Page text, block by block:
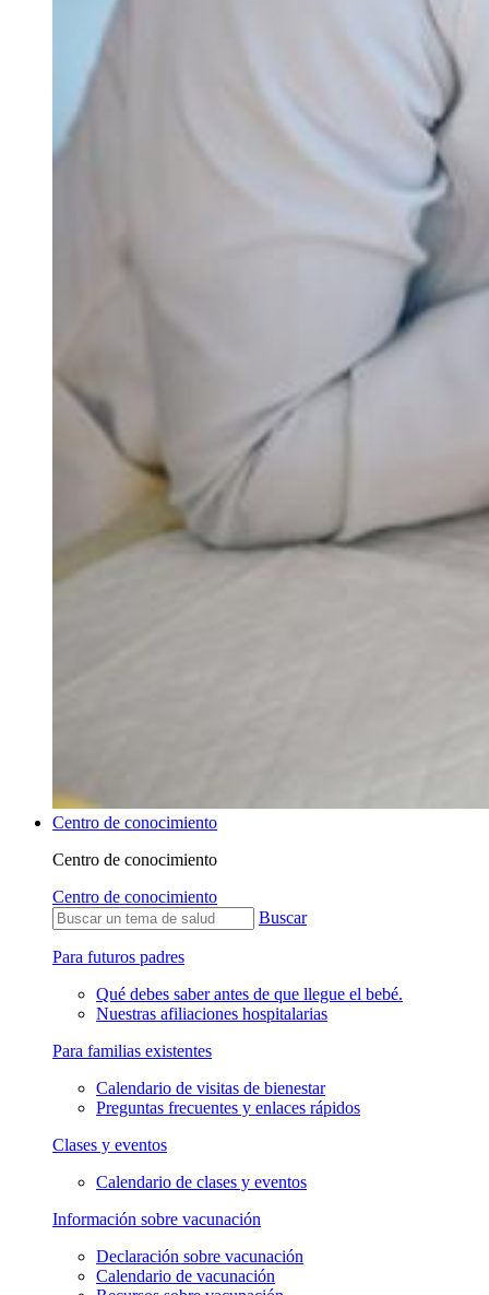
Centro de conocimiento
Centro de conocimiento
Centro de conocimiento
Buscar
Para futuros padres
Qué debes saber antes de que llegue el bebé.
Nuestras afiliaciones hospitalarias
Para familias existentes
Calendario de visitas de bienestar
Preguntas frecuentes y enlaces rápidos
Clases y eventos
Calendario de clases y eventos
Información sobre vacunación
Declaración sobre vacunación
Calendario de vacunación